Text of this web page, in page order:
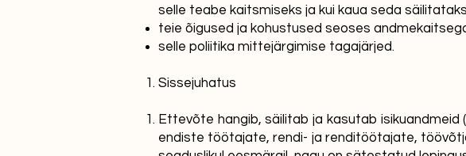
selle teabe kaitsmiseks ja kui kaua seda
teie õigused ja kohustused seoses
selle poliitika mittejärgimise tagajärjed.
Sissejuhatus
Ettevõte hangib, säilitab ja kasutab
endiste töötajate, rendi- ja renditöötajate,